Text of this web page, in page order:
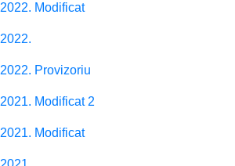
Modificat
Provizoriu
Modificat 2
Modificat